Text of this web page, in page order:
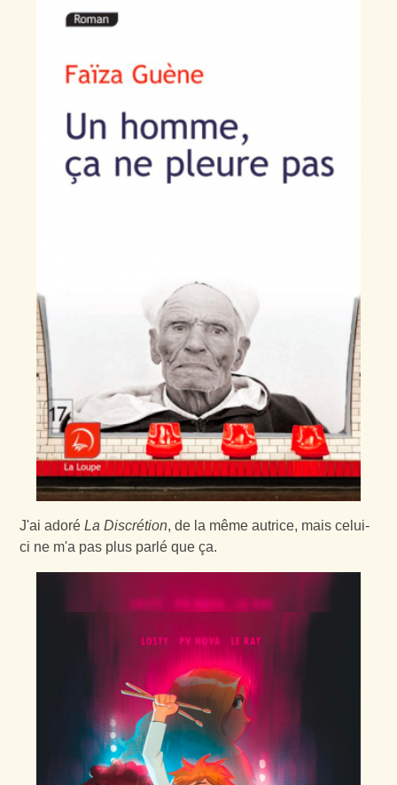
J'ai adoréLa Discrétion, de la même autrice, mais celui-
ci ne m'a pas plus parlé que ça.